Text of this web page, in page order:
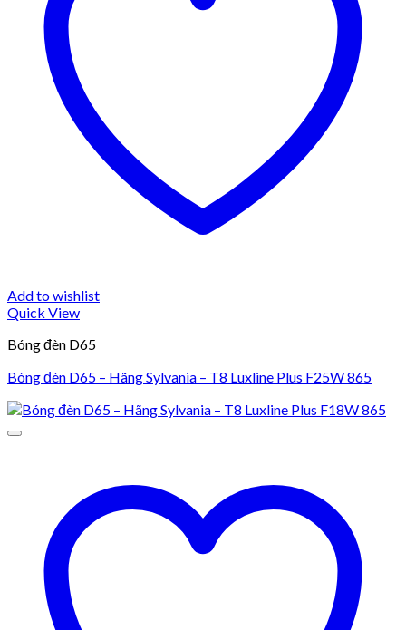
Add to wishlist
Quick View
Bóng đèn D65
Bóng đèn D65 – Hãng Sylvania – T8 Luxline Plus F25W 865